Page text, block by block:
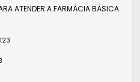
ATENDER A FARMÁCIA BÁSICA